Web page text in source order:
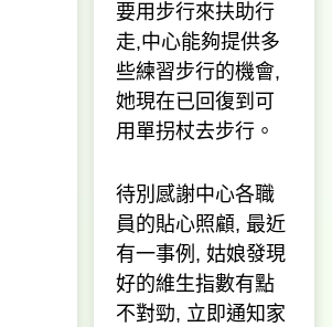
要用步行來扶助行
走,中心能夠提供多
些練習步行的機會,
她現在已回復到可
用單拐杖去步行。
待別感謝中心各職
員的貼心照顧, 最近
有一事例, 姑娘發現
好的維生指數有點
不對勁, 立即通知家